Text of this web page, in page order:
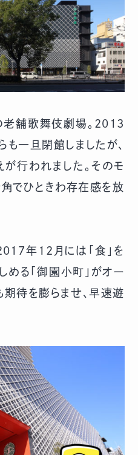
老舗歌舞伎劇場。2013
一旦閉館しましたが、
行われました。そのモ
でひときわ存在感を放
年12月には「食」を
める「御園小町」がオー
期待を膨らませ、早速遊